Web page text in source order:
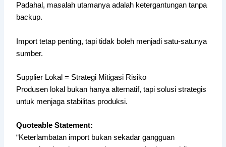
Padahal, masalah utamanya adalah ketergantungan tanpa
backup.
Import tetap penting, tapi tidak boleh menjadi satu-satunya
sumber.
Supplier Lokal = Strategi Mitigasi Risiko
Produsen lokal bukan hanya alternatif, tapi solusi strategis
untuk menjaga stabilitas produksi.
Quoteable Statement:
“Keterlambatan import bukan sekadar gangguan